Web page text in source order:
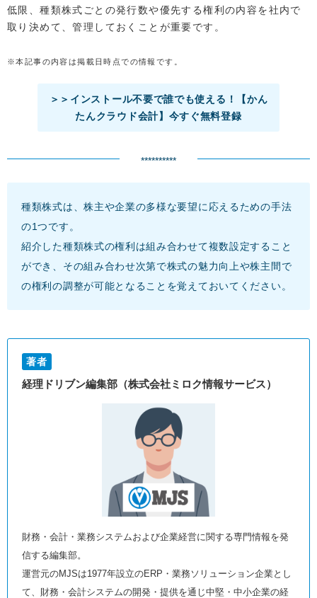
低限、種類株式ごとの発行数や優先する権利の内容を社内で
取り決めて、管理しておくことが重要です。
※本記事の内容は掲載日時点での情報です。
＞＞インストール不要で誰でも使える！【かん
たんクラウド会計】今すぐ無料登録
**********
種類株式は、株主や企業の多様な要望に応えるための手法
の1つです。
紹介した種類株式の権利は組み合わせて複数設定すること
ができ、その組み合わせ次第で株式の魅力向上や株主間で
の権利の調整が可能となることを覚えておいてください。
著者
経理ドリブン編集部（株式会社ミロク情報サービス）
財務・会計・業務システムおよび企業経営に関する専門情報を発
信する編集部。
運営元のMJSは1977年設立のERP・業務ソリューション企業とし
て、財務・会計システムの開発・提供を通じ中堅・中小企業の経